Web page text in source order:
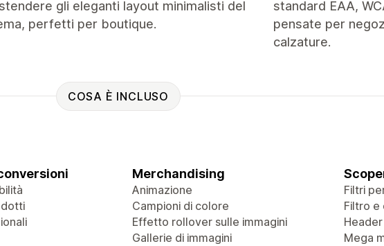
gli eleganti layout minimalisti del
perfetti per boutique.
standard EAA,
pensate per
calzature.
COSA È INCLUSO
Merchandising
Animazione
Campioni di colore
Effetto rollover sulle immagini
Gallerie di immagini
Filtri
Filtro e
Mega